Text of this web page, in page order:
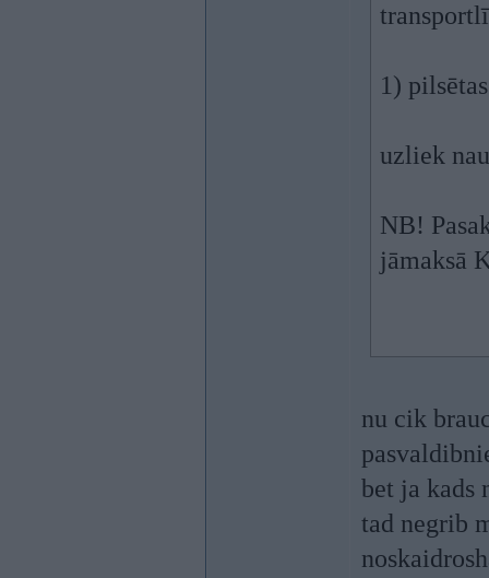
1)
uzliek
NB!
jāmaksā
nu cik
bet ja kads
tad negrib